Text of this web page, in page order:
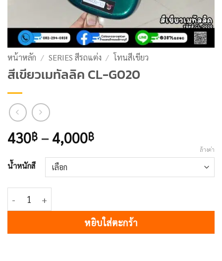
หน้าหลัก / SERIES สีรถแต่ง / โทนสีเขียว
สีเขียวเมทัลลิค CL-G020
430฿ – 4,000฿Price
through
น้ำหนักสี
ล้างค่า
จำนวน สีเขียวเมทัลลิค CL-G020 ชิ้น
หยิบใส่ตะกร้า